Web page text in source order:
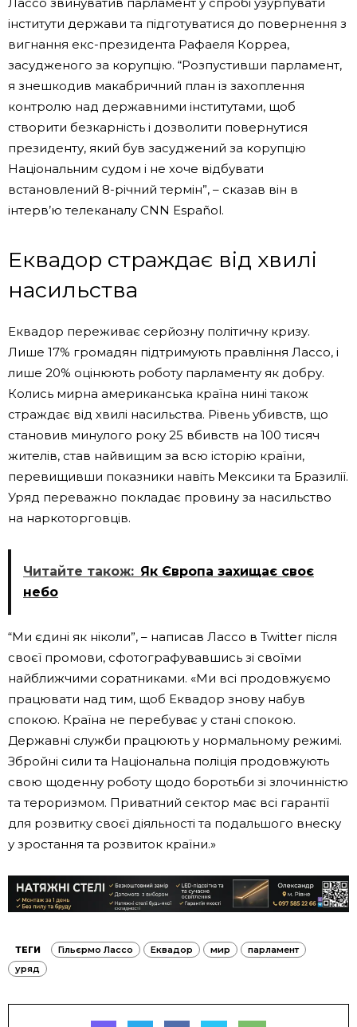
інститути держави та підготуватися до повернення з
вигнання екс-президента Рафаеля Корреа,
засудженого за корупцію. “Розпустивши парламент,
я знешкодив макабричний план із захоплення
контролю над державними інститутами, щоб
створити безкарність і дозволити повернутися
президенту, який був засуджений за корупцію
Національним судом і не хоче відбувати
встановлений 8-річний термін”, – сказав він в
інтерв’ю телеканалу CNN Español.
Еквадор страждає від хвилі
насильства
Еквадор переживає серйозну політичну кризу.
Лише 17% громадян підтримують правління Лассо, і
лише 20% оцінюють роботу парламенту як добру.
Колись мирна американська країна нині також
страждає від хвилі насильства. Рівень убивств, що
становив минулого року 25 вбивств на 100 тисяч
жителів, став найвищим за всю історію країни,
перевищивши показники навіть Мексики та Бразилії.
Уряд переважно покладає провину за насильство
на наркоторговців.
Читайте також: Як Європа захищає своє
небо
“Ми єдині як ніколи”, – написав Лассо в Twitter після
своєї промови, сфотографувавшись зі своїми
найближчими соратниками. «Ми всі продовжуємо
працювати над тим, щоб Еквадор знову набув
спокою. Країна не перебуває у стані спокою.
Державні служби працюють у нормальному режимі.
Збройні сили та Національна поліція продовжують
свою щоденну роботу щодо боротьби зі злочинністю
та тероризмом. Приватний сектор має всі гарантії
для розвитку своєї діяльності та подальшого внеску
у зростання та розвиток країни.»
ТЕГИ Гільєрмо Лассо Еквадор мир
парламент
уряд